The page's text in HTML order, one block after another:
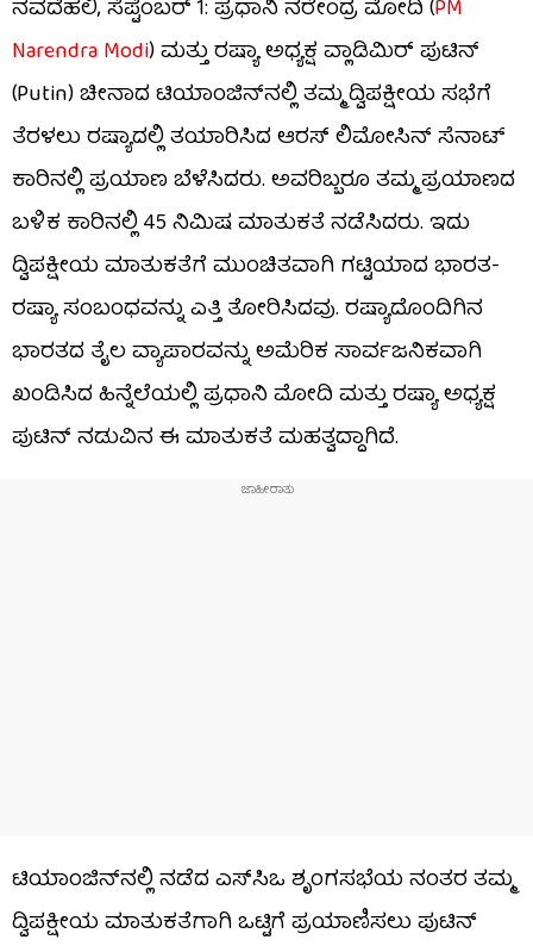
ನವದೆಹಲಿ, ಸೆಪ್ಟೆಂಬರ್ 1: ಪ್ರಧಾನಿ ನರೇಂದ್ರ ಮೋದಿ (PM
Narendra Modi) ಮತ್ತು ರಷ್ಯಾ ಅಧ್ಯಕ್ಷ ವ್ಲಾಡಿಮಿರ್ ಪುಟಿನ್
(Putin) ಚೀನಾದ ಟಿಯಾಂಜಿನ್‌ನಲ್ಲಿ ತಮ್ಮ ದ್ವಿಪಕ್ಷೀಯ ಸಭೆಗೆ
ತೆರಳಲು ರಷ್ಯಾದಲ್ಲಿ ತಯಾರಿಸಿದ ಆರಸ್ ಲಿಮೋಸಿನ್ ಸೆನಾಟ್
ಕಾರಿನಲ್ಲಿ ಪ್ರಯಾಣ ಬೆಳೆಸಿದರು. ಅವರಿಬ್ಬರೂ ತಮ್ಮ ಪ್ರಯಾಣದ
ಬಳಿಕ ಕಾರಿನಲ್ಲಿ 45 ನಿಮಿಷ ಮಾತುಕತೆ ನಡೆಸಿದರು. ಇದು
ದ್ವಿಪಕ್ಷೀಯ ಮಾತುಕತೆಗೆ ಮುಂಚಿತವಾಗಿ ಗಟ್ಟಿಯಾದ ಭಾರತ-
ರಷ್ಯಾ ಸಂಬಂಧವನ್ನು ಎತ್ತಿ ತೋರಿಸಿದವು. ರಷ್ಯಾದೊಂದಿಗಿನ
ಭಾರತದ ತೈಲ ವ್ಯಾಪಾರವನ್ನು ಅಮೆರಿಕ ಸಾರ್ವಜನಿಕವಾಗಿ
ಖಂಡಿಸಿದ ಹಿನ್ನೆಲೆಯಲ್ಲಿ ಪ್ರಧಾನಿ ಮೋದಿ ಮತ್ತು ರಷ್ಯಾ ಅಧ್ಯಕ್ಷ
ಪುಟಿನ್ ನಡುವಿನ ಈ ಮಾತುಕತೆ ಮಹತ್ವದ್ದಾಗಿದೆ.
ಟಿಯಾಂಜಿನ್‌ನಲ್ಲಿ ನಡೆದ ಎಸ್‌ಸಿಒ ಶೃಂಗಸಭೆಯ ನಂತರ ತಮ್ಮ
ದ್ವಿಪಕ್ಷೀಯ ಮಾತುಕತೆಗಾಗಿ ಒಟ್ಟಿಗೆ ಪ್ರಯಾಣಿಸಲು ಪುಟಿನ್